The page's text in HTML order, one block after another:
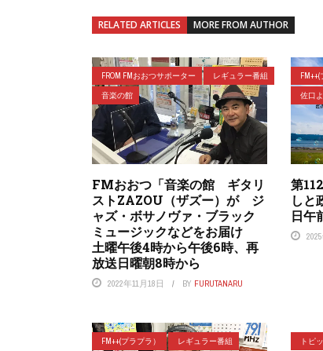
RELATED ARTICLES MORE FROM AUTHOR
FROM FMおおつサポーター
レギュラー番組
音楽の館
FMおおつ「音楽の館 ギタリ
ストZAZOU（ザズー）が ジ
ャズ・ボサノヴァ・ブラック
ミュージックなどをお届け
土曜午後4時から午後6時、再
放送日曜朝8時から
2022年11月18日 BY FURUTANARU
佐口
第
しと
日午
FM++(プラプラ） レギュラー番組 トピ